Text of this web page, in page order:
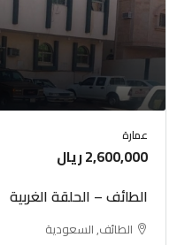
عمارة
2,600,000 ريال
الطائف – الحلقة الغربية
الطائف, السعودية